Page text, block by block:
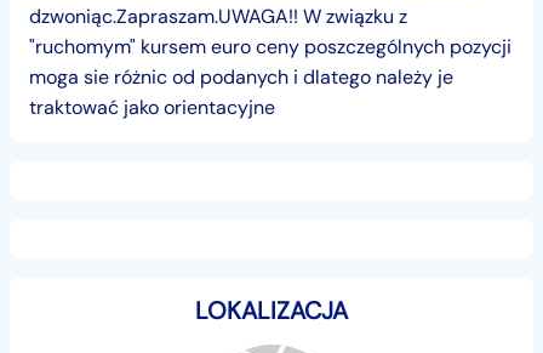
dzwoniąc.Zapraszam.UWAGA!! W związku z
"ruchomym" kursem euro ceny poszczególnych pozycji
moga sie różnic od podanych i dlatego należy je
traktować jako orientacyjne
LOKALIZACJA